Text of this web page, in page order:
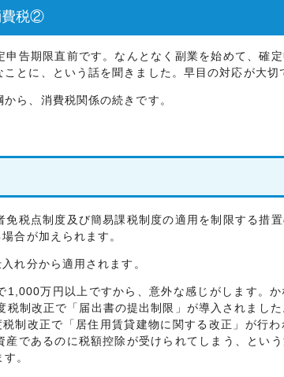
協力会社の皆様へ
個人情報について
費税②
告期限直前です。なんとなく副業を始めて、確
とに、という話を聞きました。早目の対応が大切
ら、消費税関係の続きです。
税点制度及び簡易課税制度の適用を制限する措
合が加えられます。
れ分から適用されます。
万円以上ですから、意外な感じがします。
制改正で「届出書の提出制限」が導入されまし
制改正で「居住用賃貸建物に関する改正」が行
であるのに税額控除が受けられてしまう、とい
。